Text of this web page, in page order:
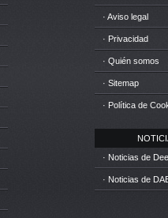
· Aviso legal
· Privacidad
· Quién somos
· Sitemap
· Política de
· Noticias de
· Noticias de